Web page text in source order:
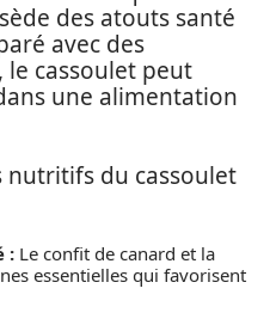
des atouts santé
avec des
cassoulet peut
une alimentation
nutritifs du cassoulet
: Le confit de canard et la
essentielles qui favorisent